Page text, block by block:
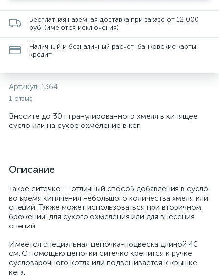
Бесплатная наземная доставка при заказе от 12 000
руб. (имеются исключения)
Наличный и безналичный расчет, банковские карты,
кредит
Артикул: 1364
1 отзыв
Вносите до 30 г гранулированного хмеля в кипящее
сусло или на сухое oхмеление в кег.
Описание
Такое ситечко — отличный способ добавления в сусло
во время кипячения небольшого количества хмеля или
специй. Также может использоваться при вторичном
брожении: для сухого охмеления или для внесения
специй.
Имеется специальная цепочка-подвеска длиной 40
см. С помощью цепочки ситечко крепится к ручке
сусловарочного котла или подвешивается к крышке
кега.